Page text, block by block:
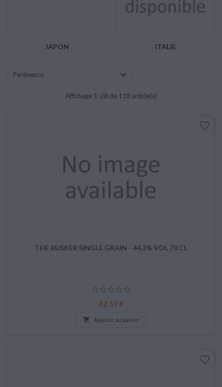
JAPON ITALIE
Pertinence 
Affichage 1-28 de 118 article(s)
THE BUSKER SINGLE GRAIN - 44,3% VOL 70 CL
Prix
42,59 €
 Ajouter au panier
favorite_border
favorite_border